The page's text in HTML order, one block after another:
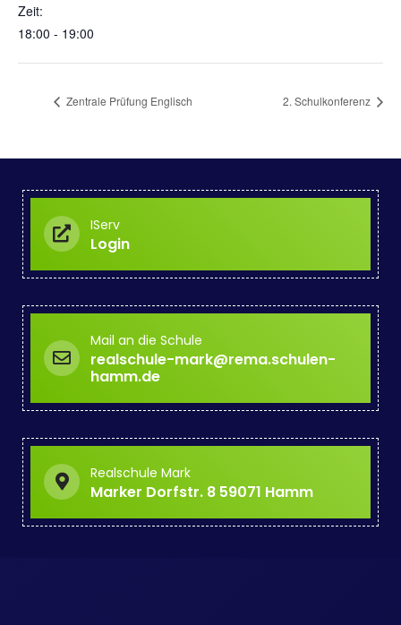
Zeit:
18:00 - 19:00
Zentrale Prüfung Englisch 2. Schulkonferenz
IServ
Login
Mail an die Schule
realschule-mark@rema.schulen-
hamm.de
Realschule Mark
Marker Dorfstr. 8 59071 Hamm